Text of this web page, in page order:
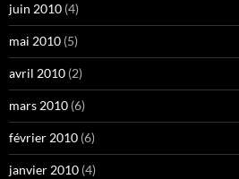
juin 2010 (4)
mai 2010 (5)
avril 2010 (2)
mars 2010 (6)
février 2010 (6)
janvier 2010 (4)